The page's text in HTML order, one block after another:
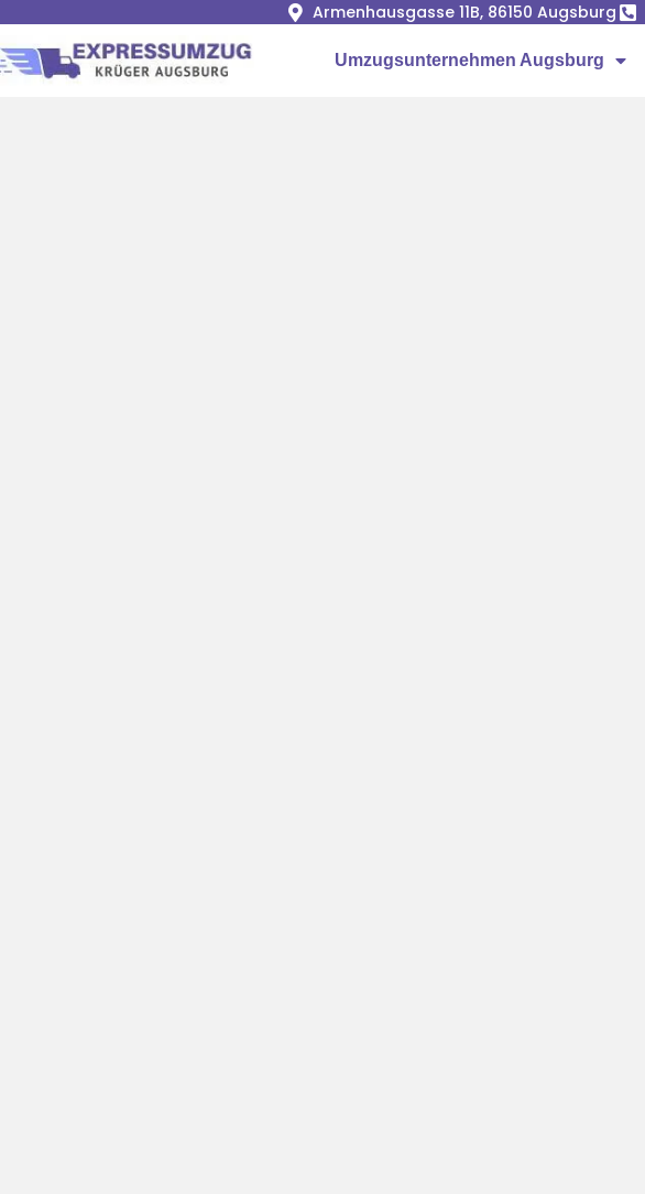
Armenhausgasse 11B, 86150 Augsburg
Umzugsunternehmen Augsburg